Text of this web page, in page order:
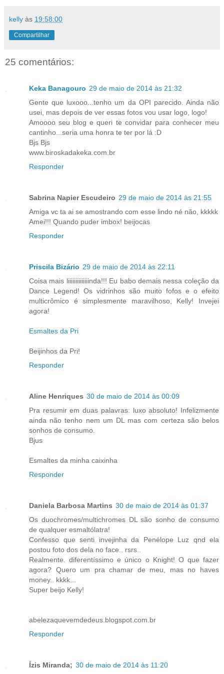
kelly às 19:58:00
Compartilhar
25 comentários:
Keka Banagouro 29 de maio de 2014 às 21:32
Gente que luxooo...tenho um da OPI parecido. Ainda não
usei, mas depois de ver essas fotos vou usar logo, logo!
Amoooo seu blog e queri te convidar para conhecer meu
cantinho...seria uma honra te ter por lá :D
Bjs Bjs
www.biroskadakeka.com.br
Responder
Sabrina Napier Escudeiro 29 de maio de 2014 às 21:55
Amiga vc ta ai se amostrando com esse lindo né não, kkkkk
Amei!!! Quando puder imbox! beijocas
Responder
Priscila Bizário 29 de maio de 2014 às 22:11
Coisa mais liiiiiiiiiiiiiinda!!! Eu babo demais nessa coleção da
Dance Legend! Os vidrinhos são muito fofos e o efeito
multicrômico é simplesmente maravilhoso, Kelly! Invejei
agora!
Esmaltes da Pri
Beijinhos da Pri!
Responder
Aline Henriques 30 de maio de 2014 às 00:09
Pra resumir em duas palavras: luxo absoluto! Infelizmente
ainda não tenho nem um DL mas com certeza são belos
sonhos de consumo.
Bjus
Esmaltes da minha caixinha
Responder
Daniela Barbosa Martins 30 de maio de 2014 às 01:37
Os duochromes/multichromes DL são sonho de consumo
de qualquer esmaltólatra!
Confesso que senti invejinha da Penélope Luz qnd ela
postou foto dos dela no face.. rsrs..
Realmente. diferentíssimo e único o Knight! O que fazer
agora? Quero um pra chamar de meu, mas no haves
money.. kkkk...
Super beijo Kelly!
abelezaquevemdedeus.blogspot.com.br
Responder
Ízis Miranda; 30 de maio de 2014 às 11:20